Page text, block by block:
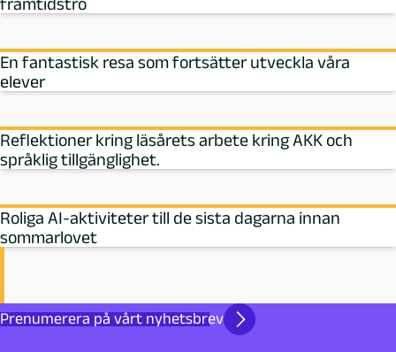
En fantastisk resa som fortsätter utveckla våra
elever
Reflektioner kring läsårets arbete kring AKK och
språklig tillgänglighet.
Roliga AI-aktiviteter till de sista dagarna innan
sommarlovet
Prenumerera på vårt nyhetsbrev